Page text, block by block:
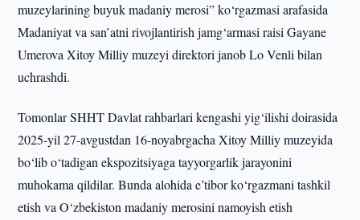
muzeylarining buyuk madaniy merosi” ko‘rgazmasi arafasida
Madaniyat va san’atni rivojlantirish jamg‘armasi raisi Gayane
Umerova Xitoy Milliy muzeyi direktori janob Lo Venli bilan
uchrashdi.
Tomonlar SHHT Davlat rahbarlari kengashi yig‘ilishi doirasida
2025-yil 27-avgustdan 16-noyabrgacha Xitoy Milliy muzeyida
bo‘lib o‘tadigan ekspozitsiyaga tayyorgarlik jarayonini
muhokama qildilar. Bunda alohida e’tibor ko‘rgazmani tashkil
etish va O‘zbekiston madaniy merosini namoyish etish